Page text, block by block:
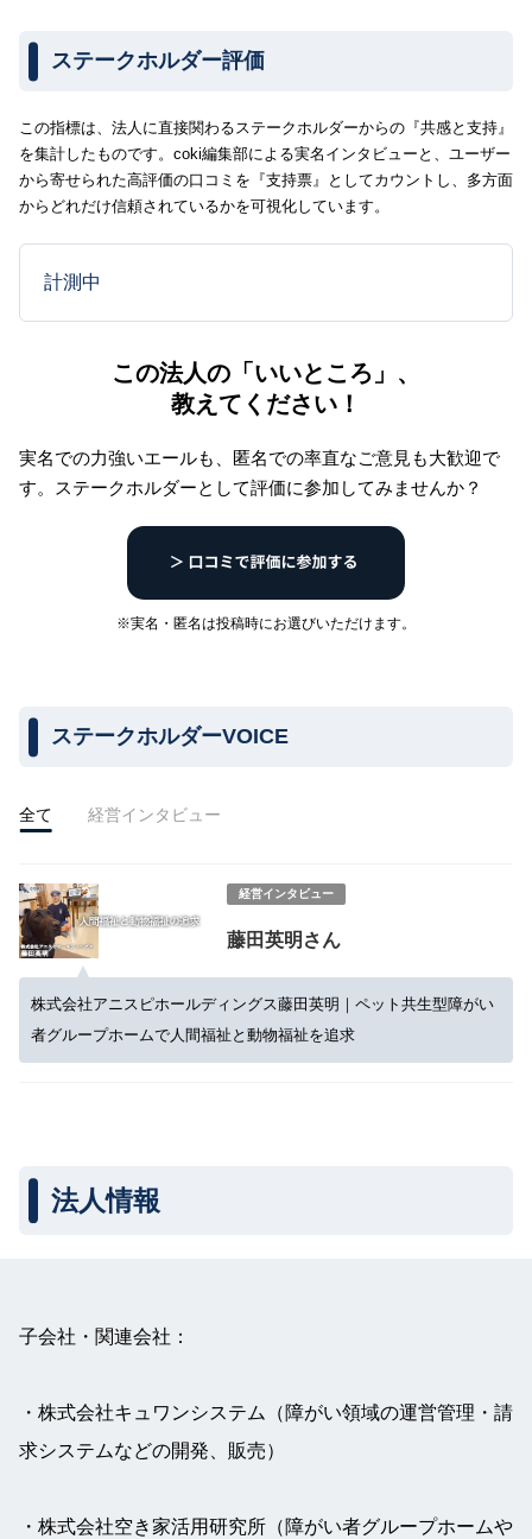
ステークホルダー評価
この指標は、法人に直接関わるステークホルダーからの『共感と支持』
を集計したものです。coki編集部による実名インタビューと、ユーザー
から寄せられた高評価の口コミを『支持票』としてカウントし、多方面
からどれだけ信頼されているかを可視化しています。
計測中
この法人の「いいところ」、
教えてください！
実名での力強いエールも、匿名での率直なご意見も大歓迎で
す。
ステークホルダーとして評価に参加してみませんか？
※実名・匿名は投稿時にお選びいただけます。
ステークホルダーVOICE
全て 経営インタビュー
経営インタビュー
藤田英明さん
株式会社アニスピホールディングス藤田英明｜ペット共生型障がい
者グループホームで人間福祉と動物福祉を追求
法人情報
子会社・関連会社：
・株式会社キュワンシステム（障がい領域の運営管理・請
求システムなどの開発、販売）
・株式会社空き家活用研究所（障がい者グループホームや